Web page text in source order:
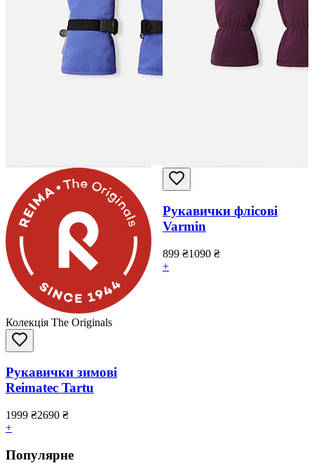
Колекція The Originals
Рукавички зимові
Reimatec Tartu
1999 ₴2690 ₴
+
Рукавички флісові
Varmin
899 ₴1090 ₴
+
Популярне